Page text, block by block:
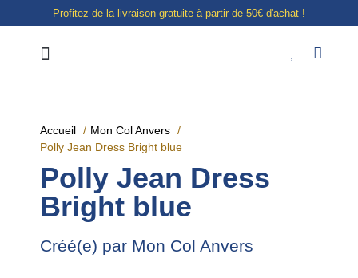
Profitez de la livraison gratuite à partir de 50€ d'achat !
Accueil
Mon Col Anvers
Polly Jean Dress Bright blue
Polly Jean Dress
Bright blue
Créé(e) par Mon Col Anvers